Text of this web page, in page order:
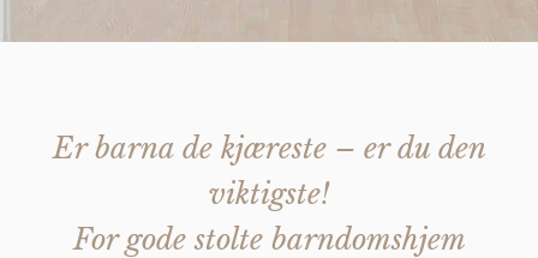
Er barna de kjæreste – er du den
viktigste!
For gode stolte barndomshjem